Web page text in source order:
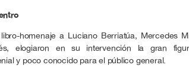
homenaje a Luciano Berriatúa, Mercedes
elogiaron en su intervención la gran
y poco conocido para el público general.